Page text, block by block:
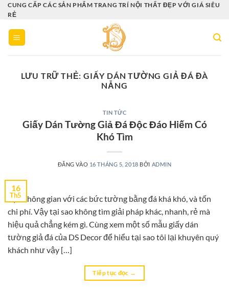
Bỏ
qua
nội
dung
CUNG CẤP CÁC SẢN PHẨM TRANG TRÍ NỘI THẤT ĐẸP VỚI GIÁ SIÊU
RẺ
LƯU TRỮ THẺ:GIẤY DÁN TƯỜNG GIẢ ĐÁ ĐÀ
NẴNG
TIN TỨC
Giấy Dán Tường Giả Đá Độc Đáo Hiếm Có
Khó Tìm
ĐĂNG VÀO 16 THÁNG 5, 2018 BỞI ADMIN
16
Th5
Tạo không gian với các bức tường bằng đá khá khó, và tốn
chi phí. Vậy tại sao không tìm giải pháp khác, nhanh, rẻ mà
hiệu quả chẳng kém gì. Cùng xem một số mẫu giấy dán
tường giả đá của DS Decor để hiểu tại sao tôi lại khuyên quý
khách như vậy […]
Tiếp tục đọc →